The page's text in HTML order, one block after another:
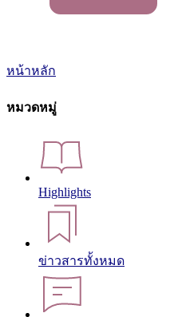
หน้าหลัก
หมวดหมู่
Highlights
ข่าวสารทั้งหมด